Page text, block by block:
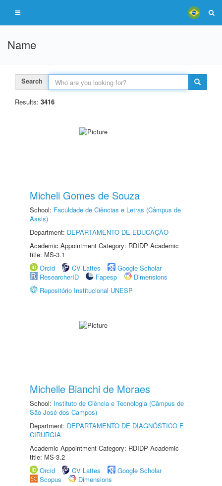
Name
Search
Results: 3416
Micheli Gomes de Souza
School: Faculdade de Ciências e Letras (Câmpus de
Assis)
Department: DEPARTAMENTO DE EDUCAÇÃO
Academic Appointment Category: RDIDP Academic
title: MS-3.1
Orcid
CV Lattes
Google Scholar
ResearcherID
Fapesp
Dimensions
Repositório Institucional UNESP
Michelle Bianchi de Moraes
School: Instituto de Ciência e Tecnologia (Câmpus de
São José dos Campos)
Department: DEPARTAMENTO DE DIAGNÓSTICO E
CIRURGIA
Academic Appointment Category: RDIDP Academic
title: MS-3.2
Orcid
CV Lattes
Google Scholar
Scopus
Dimensions